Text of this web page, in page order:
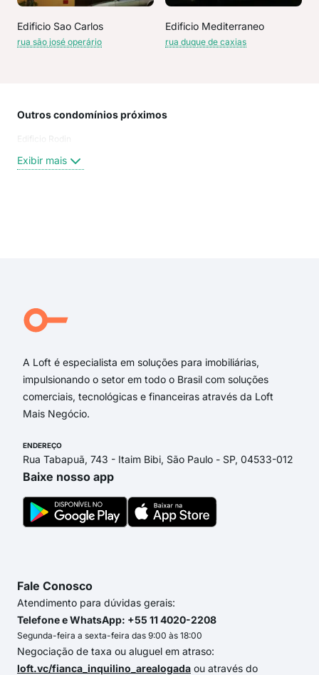
Edificio Sao Carlos
rua são josé operário
Edificio Mediterraneo
rua duque de caxias
Outros condomínios próximos
Edificio Rodin
Exibir mais
A Loft é especialista em soluções para imobiliárias,
impulsionando o setor em todo o Brasil com soluções
comerciais, tecnológicas e financeiras através da Loft
Mais Negócio.
ENDEREÇO
Rua Tabapuã, 743 - Itaim Bibi, São Paulo - SP, 04533-012
Baixe nosso app
Fale Conosco
Atendimento para dúvidas gerais:
Telefone e WhatsApp: +55 11 4020-2208
Segunda-feira a sexta-feira das 9:00 às 18:00
Negociação de taxa ou aluguel em atraso:
loft.vc/fianca_inquilino_arealogada ou através do